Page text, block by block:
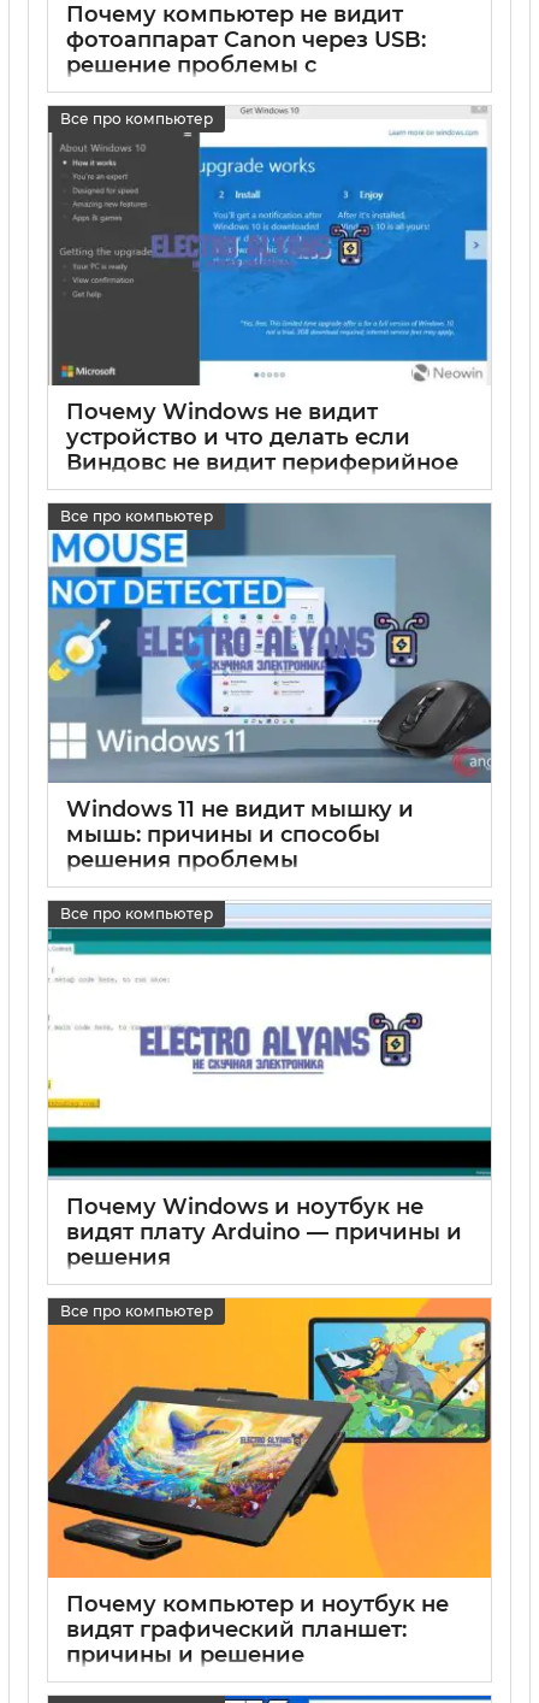
Почему компьютер не видит
фотоаппарат Canon через USB:
решение проблемы с
подключением ноутбука
17 05 2025 0
Все про компьютер
Почему Windows не видит
устройство и что делать если
Виндовс не видит периферийное
оборудование
17 05 2025 0
Все про компьютер
Windows 11 не видит мышку и
мышь: причины и способы
решения проблемы
Все про компьютер
Почему Windows и ноутбук не
видят плату Arduino — причины и
решения
Все про компьютер
Почему компьютер и ноутбук не
видят графический планшет:
причины и решение